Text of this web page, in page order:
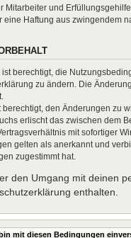
Mitarbeiter und
eine Haftung aus zwingendem
ist berechtigt, die
zu ändern. Die
berechtigt, den Änderungen zu
erlischt das zwischen dem
mit sofortiger
gelten als anerkannt und
zugestimmt hat.
den Umgang mit deinen
enthalten.